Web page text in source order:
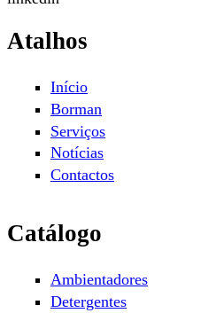
Atalhos
Início
Borman
Serviços
Notícias
Contactos
Catálogo
Ambientadores
Detergentes